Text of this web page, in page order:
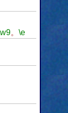
。 \e